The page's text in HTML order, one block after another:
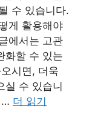
수 있습니다.
게 활용해야
에서는 고관
화할 수 있는
시면, 더욱
실 수 있습니
… 더 읽기